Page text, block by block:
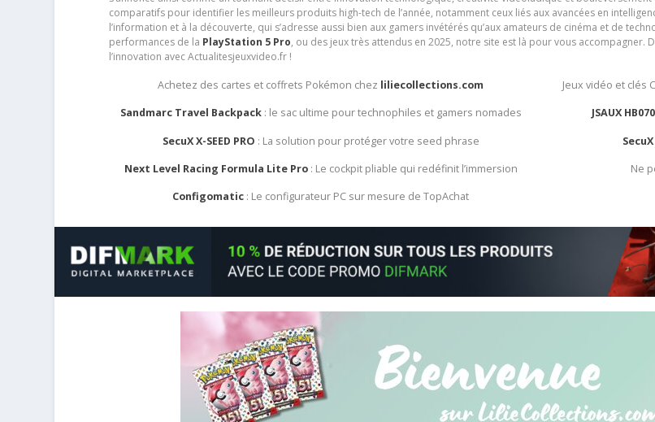
comparatifs pour identifier les meilleurs produits high-tech de l’année, notamment ceux liés aux avancées en
l’information et à la découverte, qui s’adresse aussi bien aux gamers invétérés qu’aux amateurs de cinéma et de
performances de la PlayStation 5 Pro, ou des jeux très attendus en 2025, notre site est là pour vous accompagner.
l’innovation avec Actualitesjeuxvideo.fr !
Achetez des cartes et coffrets Pokémon chez liliecollections.com
Sandmarc Travel Backpack: le sac ultime pour technophiles et gamers nomades
SecuX X-SEED PRO : La solution pour protéger votre seed phrase
Next Level Racing Formula Lite Pro: Le cockpit pliable qui redéfinit l’immersion
Configomatic : Le configurateur PC sur mesure de TopAchat
Jeux vidéo et clés
JSAUX
Ne